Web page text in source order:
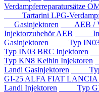
Verdampferreparatursätze
Tartarini LPG-
Gasinjektoren
AEB /
Injektorzubehör AEB
Gasinjektoren
Typ IN03
Typ IN03 BRC Injektoren
Typ KN8 Keihin Injektoren
Landi Gasinjektoren
Typ
GI-25 ALFA FIAT LANCIA
Landi Injektoren
Typ